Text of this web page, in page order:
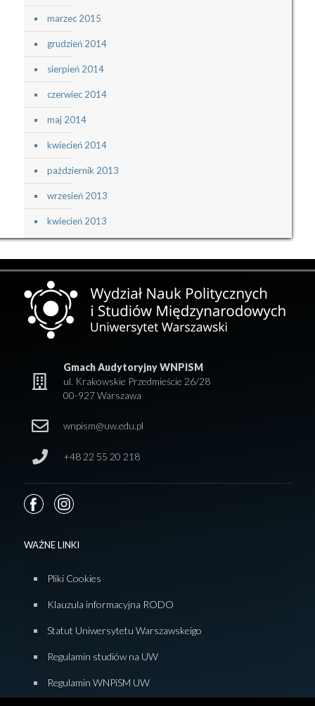
marzec 2015
grudzień 2014
sierpień 2014
czerwiec 2014
maj 2014
kwiecień 2014
październik 2013
wrzesień 2013
kwiecień 2013
Gmach Audytoryjny WNPISM
ul. Krakowskie Przedmieście 26/28
00-927 Warszawa
wnpism@uw.edu.pl
+48 22 55 20 218
WAŻNE LINKI
Pliki Cookies
Klauzula informacyjna RODO
Statut Uniwersytetu Warszawskeigo
Regulamin studiów na UW
Regulamin WNPiSM UW